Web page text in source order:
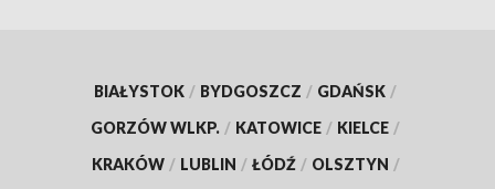
BIAŁYSTOK / BYDGOSZCZ / GDAŃSK /
GORZÓW WLKP. / KATOWICE / KIELCE /
KRAKÓW / LUBLIN / ŁÓDŹ / OLSZTYN /